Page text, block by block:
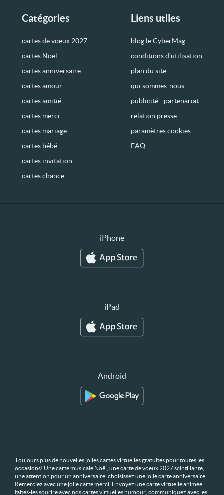
Catégories
cartes de voeux 2027
cartes Noël
cartes anniversaire
cartes amour
cartes amitié
cartes merci
cartes mariage
cartes bébé
cartes invitation
cartes chance
Liens utiles
blog le CyberMag
conditions d’utilisation
plan du site
qui sommes-nous
publicité - partenariat
relation presse
paramètres cookies
FAQ
iPhone
iPad
Android
Toujours plus de nouvelles jolies cartes virtuelles gratuites pour toutes les
occasions! Une carte musicale Noël, une carte de voeux 2027 scintillante,
une attention pour un anniversaire, choisissez une jolie carte anniversaire.
Remerciez avec une jolie carte merci. Envoyez une carte virtuelle animée,
faites-les sourire avec nos cartes virtuelles humour, communiquez avec les